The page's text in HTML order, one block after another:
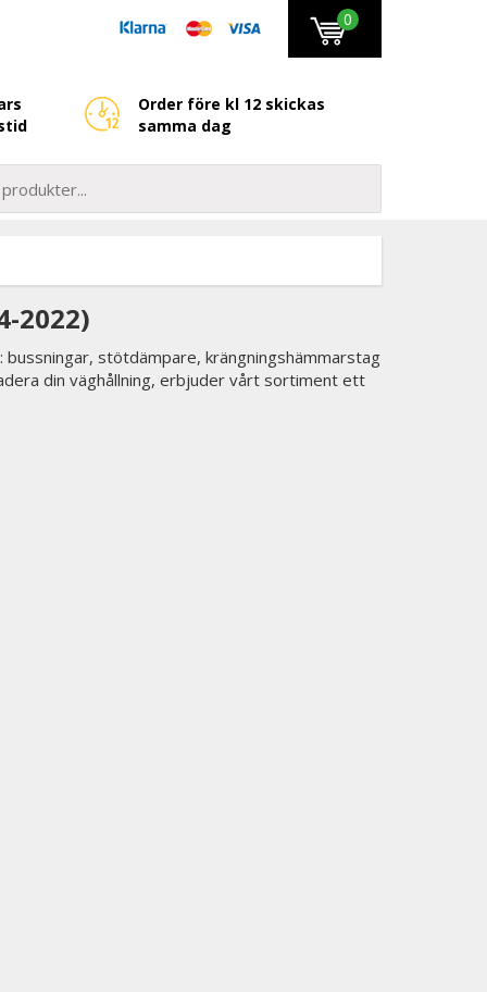
0
Order före kl 12 skickas
samma dag
2022)
stötdämpare, krängningshämmarstag
din väghållning, erbjuder vårt sortiment ett